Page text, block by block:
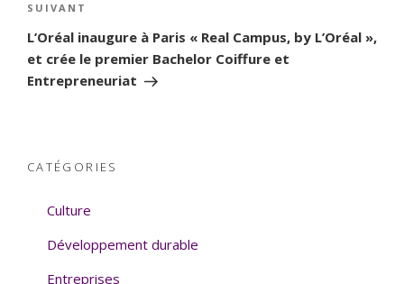
Article
suivant
SUIVANT
L’Oréal inaugure à Paris « Real Campus, by L’Oréal »,
et crée le premier Bachelor Coiffure et
Entrepreneuriat
CATÉGORIES
Culture
Développement durable
Entreprises